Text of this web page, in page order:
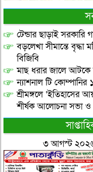
টেন্ডার ছাড়াই সরকারি
বড়লেখা সীমান্তে
বিজিবি
মাছ ধরার জালে
ন্যাশনাল টি কোম্পানির
শ্রীমঙ্গলে ‘ইতিহাসের
শীর্ষক আলোচনা সভা
৩ আগস্ট